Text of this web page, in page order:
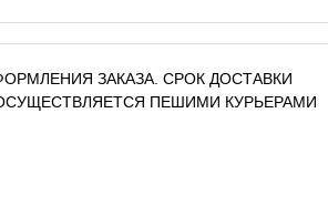
ЗАКАЗА. СРОК ДОСТАВКИ
ПЕШИМИ КУРЬЕРАМИ